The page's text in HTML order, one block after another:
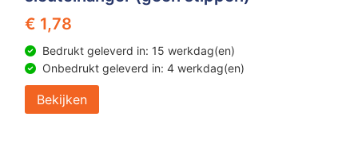
€ 1,78
Bedrukt geleverd in: 15 werkdag(en)
Onbedrukt geleverd in: 4 werkdag(en)
Bekijken